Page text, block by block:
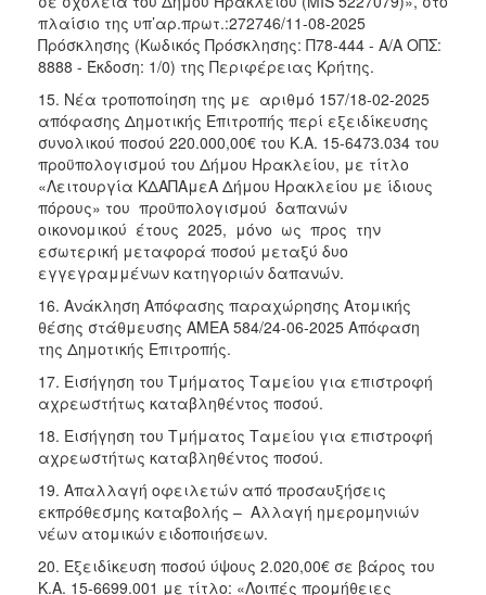
πλαίσιο της υπ’αρ.πρωτ.:272746/11-08-2025
Πρόσκλησης (Κωδικός Πρόσκλησης: Π78-444 - Α/Α ΟΠΣ:
8888 - Έκδοση: 1/0) της Περιφέρειας Κρήτης.
15. Νέα τροποποίηση της με αριθμό 157/18-02-2025
απόφασης Δημοτικής Επιτροπής περί εξειδίκευσης
συνολικού ποσού 220.000,00€ του Κ.Α. 15-6473.034 του
προϋπολογισμού του Δήμου Ηρακλείου, με τίτλο
«Λειτουργία ΚΔΑΠΑμεΑ Δήμου Ηρακλείου με ίδιους
πόρους» του προϋπολογισμού δαπανών
οικονομικού έτους 2025, μόνο ως προς την
εσωτερική μεταφορά ποσού μεταξύ δυο
εγγεγραμμένων κατηγοριών δαπανών.
16. Ανάκληση Απόφασης παραχώρησης Ατομικής
θέσης στάθμευσης ΑΜΕΑ 584/24-06-2025 Απόφαση
της Δημοτικής Επιτροπής.
17. Εισήγηση του Τμήματος Ταμείου για επιστροφή
αχρεωστήτως καταβληθέντος ποσού.
18. Εισήγηση του Τμήματος Ταμείου για επιστροφή
αχρεωστήτως καταβληθέντος ποσού.
19. Απαλλαγή οφειλετών από προσαυξήσεις
εκπρόθεσμης καταβολής – Αλλαγή ημερομηνιών
νέων ατομικών ειδοποιήσεων.
20. Εξειδίκευση ποσού ύψους 2.020,00€ σε βάρος του
Κ.Α. 15-6699.001 με τίτλο: «Λοιπές προμήθειες